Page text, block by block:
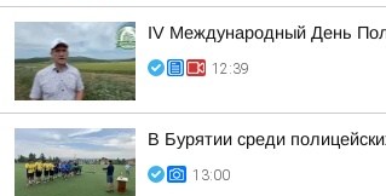
IV Международный День
12:39
В Бурятии среди
13:00